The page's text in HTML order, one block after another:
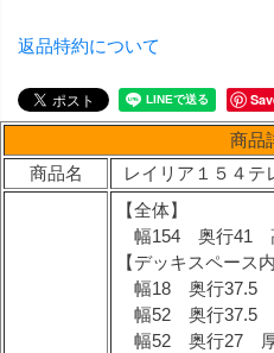
返品特約について
商品
商品名
レイリア１５４テ
【全体】
幅154 奥行41
【デッキスペース内
幅18 奥行37.5
幅52 奥行37.5
幅52 奥行27 厚